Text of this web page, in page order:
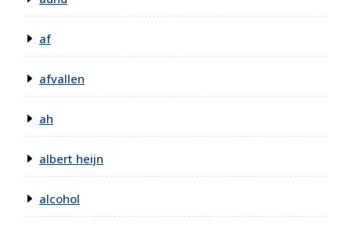
af
afvallen
ah
albert heijn
alcohol